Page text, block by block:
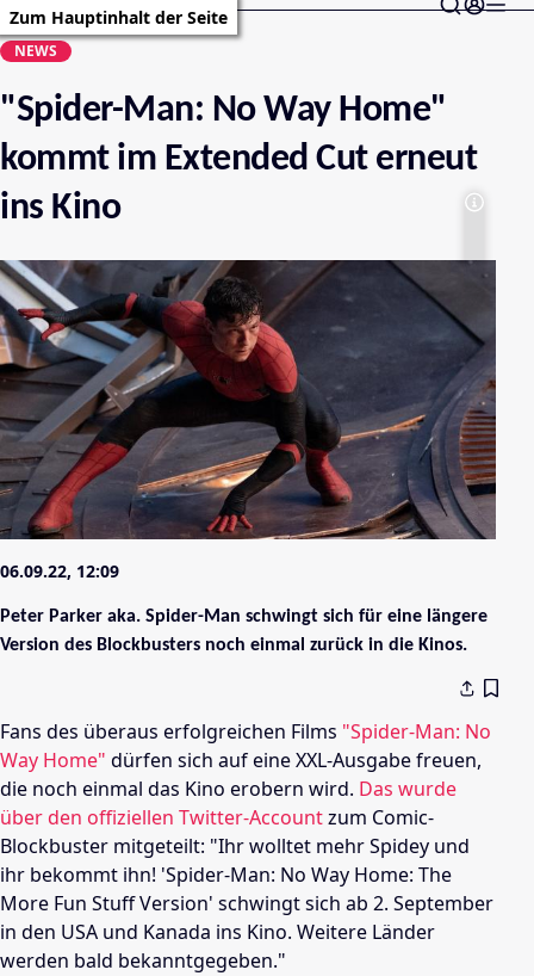
Zum Hauptinhalt der Seite
NEWS
"Spider-Man: No Way Home"
kommt im Extended Cut erneut
ins Kino
06.09.22, 12:09
Peter Parker aka. Spider-Man schwingt sich für eine längere
Version des Blockbusters noch einmal zurück in die Kinos.
Fans des überaus erfolgreichen Films "Spider-Man: No
Way Home" dürfen sich auf eine XXL-Ausgabe freuen,
die noch einmal das Kino erobern wird. Das wurde
über den offiziellen Twitter-Accountzum Comic-
Blockbuster mitgeteilt: "Ihr wolltet mehr Spidey und
ihr bekommt ihn! 'Spider-Man: No Way Home: The
More Fun Stuff Version' schwingt sich ab 2. September
in den USA und Kanada ins Kino. Weitere Länder
werden bald bekanntgegeben."